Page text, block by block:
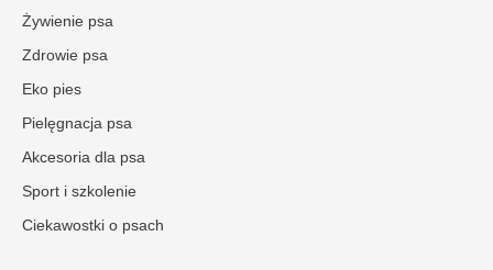
Żywienie psa
Zdrowie psa
Eko pies
Pielęgnacja psa
Akcesoria dla psa
Sport i szkolenie
Ciekawostki o psach